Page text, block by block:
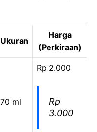
Ukuran
Harga
(Perkiraan)
70 ml
Rp 2.000
Rp
3.000